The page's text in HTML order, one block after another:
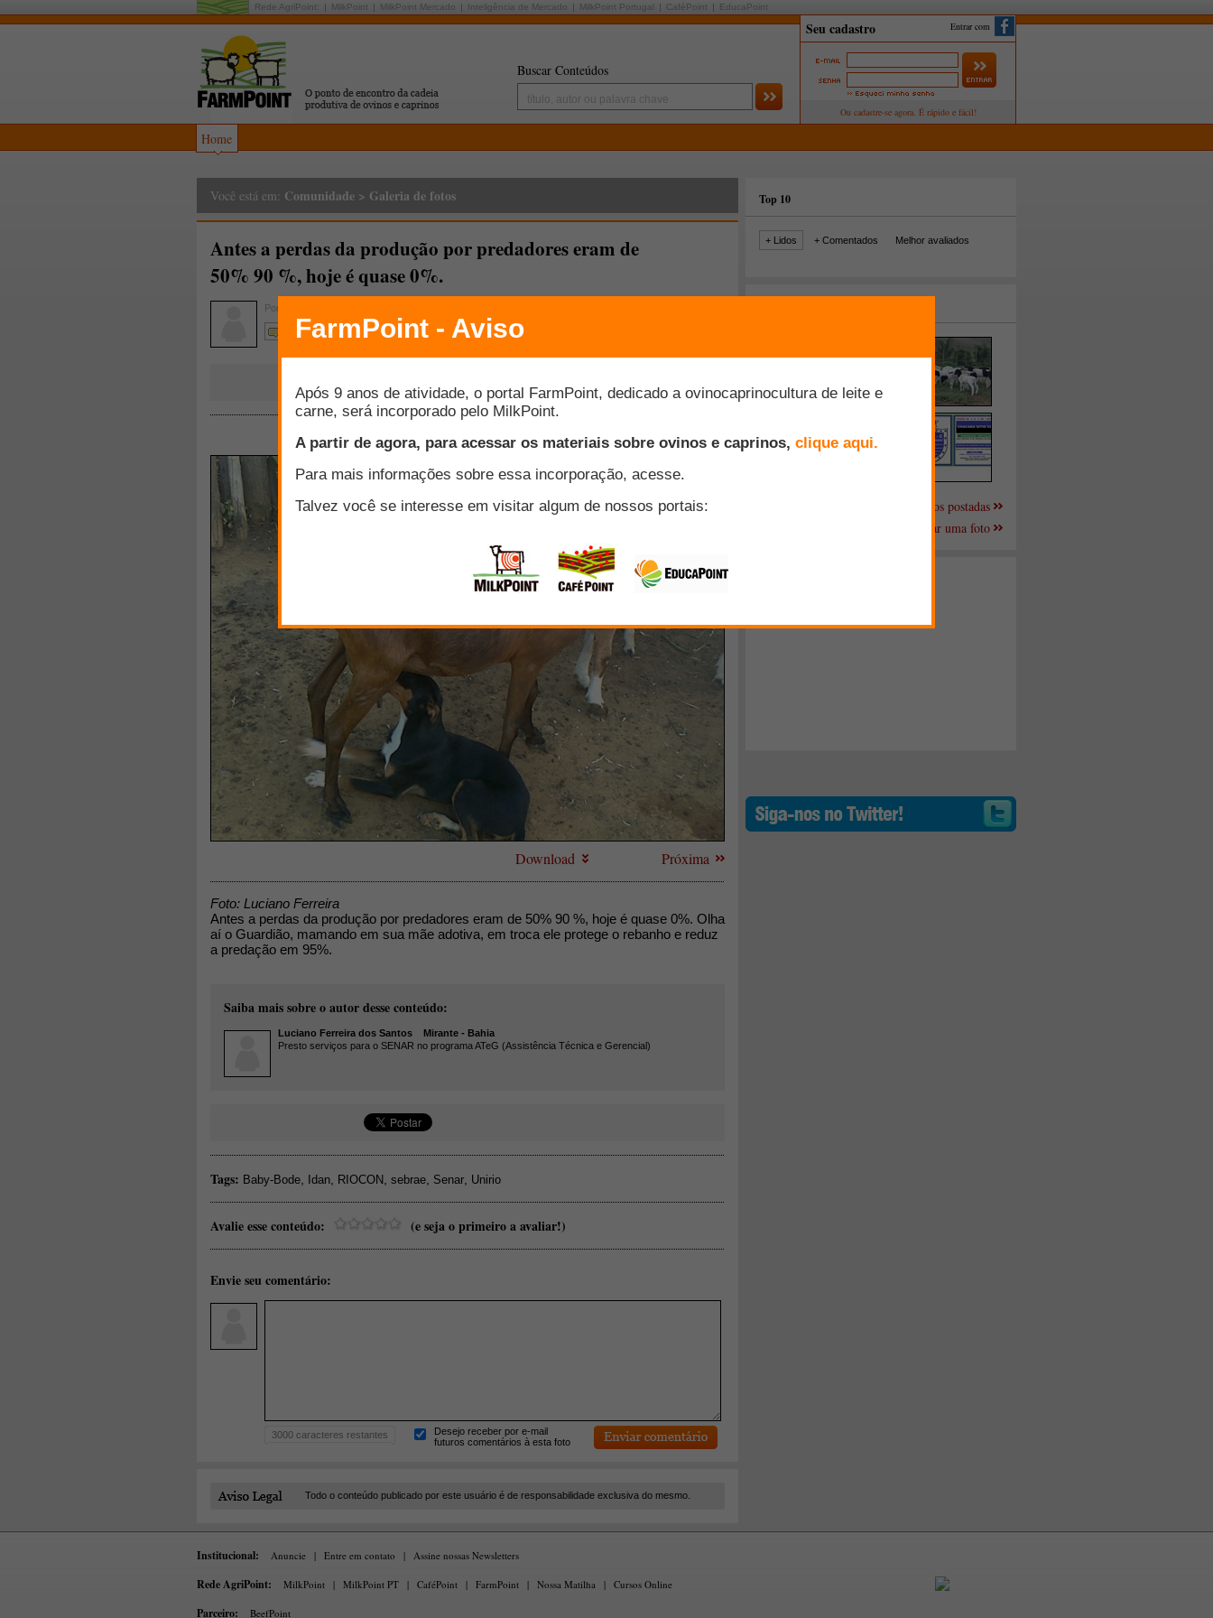
Rede AgriPoint: MilkPoint MilkPoint Mercado Inteligência de Mercado MilkPoint Portugal CaféPoint EducaPoint
Buscar Conteúdos
Entrar com
Home
Você está em: Comunidade > Galeria de fotos
Antes a perdas da produção por predadores eram de
50% 90 %, hoje é quase 0%.
Por
Comente!!!
Próxima
Próxima
Download
Foto: Luciano Ferreira
Antes a perdas da produção por predadores eram de 50% 90 %, hoje é quase 0%. Olha
aí o Guardião, mamando em sua mãe adotiva, em troca ele protege o rebanho e reduz
a predação em 95%.
Saiba mais sobre o autor desse conteúdo:
Luciano Ferreira dos Santos Mirante - Bahia
Presto serviços para o SENAR no programa ATeG (Assistência Técnica e Gerencial)
Tags: Baby-Bode Idan RIOCON sebrae Senar Unirio
Avalie esse conteúdo: (e seja o primeiro a avaliar!)
Envie seu comentário:
3000 caracteres restantes
Desejo receber por e-mail
futuros comentários à esta foto
Todo o conteúdo publicado por este usuário é de responsabilidade exclusiva do mesmo.
Top 10
+ Lidos + Comentados Melhor avaliados
Mais fotos postadas
Enviar uma foto
Institucional: Anuncie | Entre em contato | Assine nossas Newsletters
Rede AgriPoint: MilkPoint | MilkPoint PT | CaféPoint | FarmPoint | Nossa Matilha | Cursos Online
Parceiro: BeefPoint